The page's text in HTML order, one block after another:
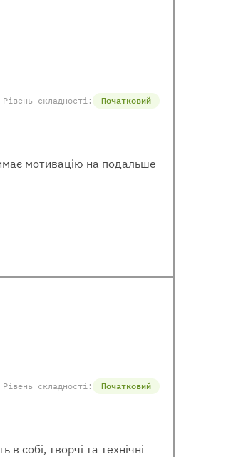
Рівень складності: Початковий
мотивацію на подальше
Рівень складності: Початковий
собі, творчі та технічні